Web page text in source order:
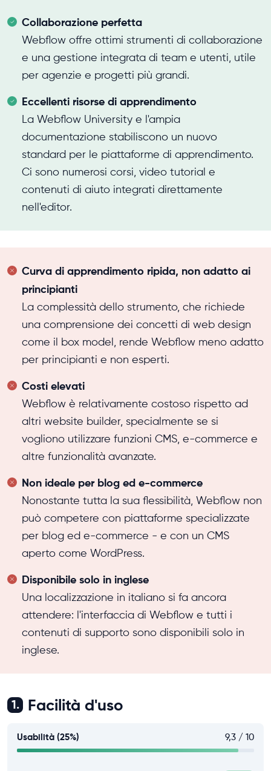
Collaborazione perfetta
Webflow offre ottimi strumenti di collaborazione
e una gestione integrata di team e utenti, utile
per agenzie e progetti più grandi.
Eccellenti risorse di apprendimento
La Webflow University e l'ampia
documentazione stabiliscono un nuovo
standard per le piattaforme di apprendimento.
Ci sono numerosi corsi, video tutorial e
contenuti di aiuto integrati direttamente
nell'editor.
Curva di apprendimento ripida, non adatto ai
principianti
La complessità dello strumento, che richiede
una comprensione dei concetti di web design
come il box model, rende Webflow meno adatto
per principianti e non esperti.
Costi elevati
Webflow è relativamente costoso rispetto ad
altri website builder, specialmente se si
vogliono utilizzare funzioni CMS, e-commerce e
altre funzionalità avanzate.
Non ideale per blog ed e-commerce
Nonostante tutta la sua flessibilità, Webflow non
può competere con piattaforme specializzate
per blog ed e-commerce - e con un CMS
aperto come WordPress.
Disponibile solo in inglese
Una localizzazione in italiano si fa ancora
attendere: l'interfaccia di Webflow e tutti i
contenuti di supporto sono disponibili solo in
inglese.
1. Facilità d'uso
Usabilità (25%) 9,3 / 10